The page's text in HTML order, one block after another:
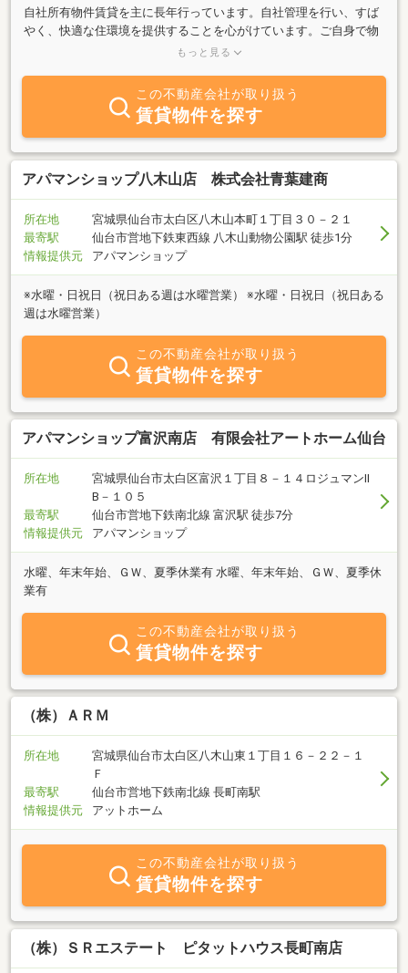
自社所有物件賃貸を主に長年行っています。自社管理を行い、すば
やく、快適な住環境を提供することを心がけています。ご自身で物
件をお探しの方、仲介の会社様問わず、情報を提供できます。是非
もっと見る
この不動産会社が取り扱う
賃貸物件を探す
アパマンショップ八木山店 株式会社青葉建商
所在地
宮城県仙台市太白区八木山本町１丁目３０－２１
最寄駅
仙台市営地下鉄東西線 八木山動物公園駅 徒歩1分
情報提供元
アパマンショップ
※水曜・日祝日（祝日ある週は水曜営業） ※水曜・日祝日（祝日ある
週は水曜営業）
この不動産会社が取り扱う
賃貸物件を探す
アパマンショップ富沢南店 有限会社アートホーム仙台
所在地
宮城県仙台市太白区富沢１丁目８－１４ロジュマンⅡ
B－１０５
最寄駅
仙台市営地下鉄南北線 富沢駅 徒歩7分
情報提供元
アパマンショップ
水曜、年末年始、ＧＷ、夏季休業有 水曜、年末年始、ＧＷ、夏季休
業有
この不動産会社が取り扱う
賃貸物件を探す
（株）ＡＲＭ
所在地
宮城県仙台市太白区八木山東１丁目１６－２２－１
Ｆ
最寄駅
仙台市営地下鉄南北線 長町南駅
情報提供元
アットホーム
この不動産会社が取り扱う
賃貸物件を探す
（株）ＳＲエステート ピタットハウス長町南店